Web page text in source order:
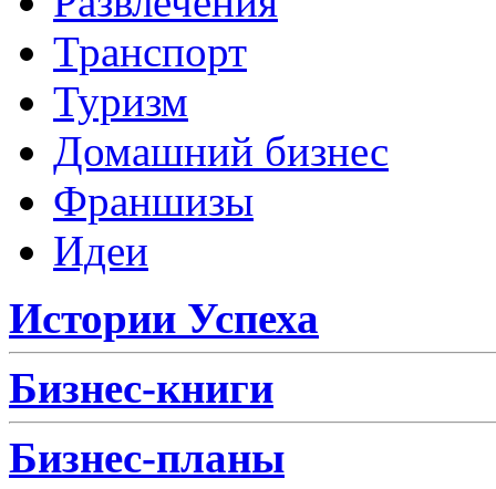
Транспорт
Туризм
Домашний бизнес
Франшизы
Идеи
Истории Успеха
Бизнес-книги
Бизнес-планы